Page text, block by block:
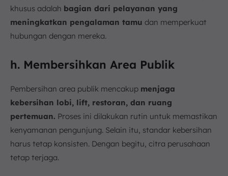
khusus adalah bagian dari pelayanan yang
meningkatkan pengalaman tamu dan memperkuat
hubungan dengan mereka.
h. Membersihkan Area Publik
Pembersihan area publik mencakup menjaga
kebersihan lobi, lift, restoran, dan ruang
pertemuan. Proses ini dilakukan rutin untuk memastikan
kenyamanan pengunjung. Selain itu, standar kebersihan
harus tetap konsisten. Dengan begitu, citra perusahaan
tetap terjaga.